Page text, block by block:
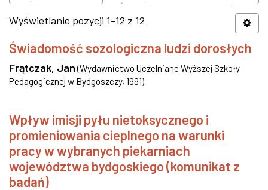
Wyświetlanie pozycji 1-12 z 12
Świadomość sozologiczna ludzi dorosłych
Frątczak, Jan (Wydawnictwo Uczelniane Wyższej Szkoły
Pedagogicznej w Bydgoszczy, 1991)
Wpływ imisji pyłu nietoksycznego i
promieniowania cieplnego na warunki
pracy w wybranych piekarniach
województwa bydgoskiego (komunikat z
badań)